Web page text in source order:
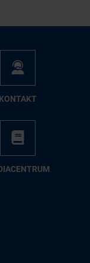
KON­TAKT